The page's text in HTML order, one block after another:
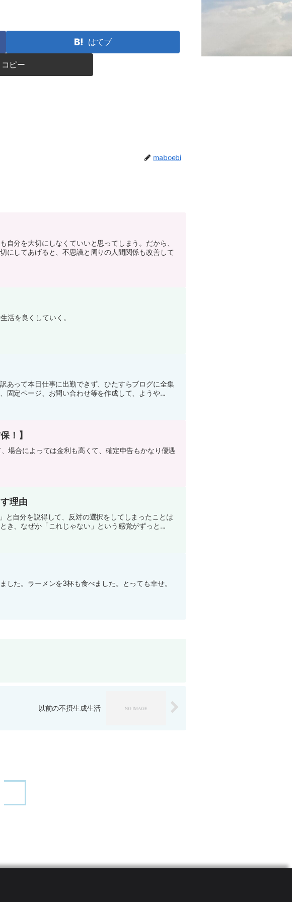
はてブ
コピー
maboebi
分を大切にしなくていいと思ってしまう。だから、
にしてあげると、不思議と周りの人間関係も改善して
活を良くしていく。
あって本日仕事に出勤できず、ひたすらブログに全集
固定ページ、お問い合わせ等を作成して、ようや...
！】
場合によっては金利も高くて、確定申告もかなり優遇
理由
と自分を説得して、反対の選択をしてしまったことは
き、なぜか「これじゃない」という感覚がずっと...
た。ラーメンを3杯も食べました。とっても幸せ。
以前の不摂生成生活